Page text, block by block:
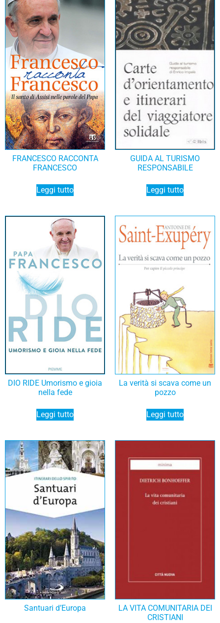
FRANCESCO RACCONTA
FRANCESCO
Leggi tutto
GUIDA AL TURISMO
RESPONSABILE
Leggi tutto
DIO RIDE Umorismo e gioia
nella fede
Leggi tutto
La verità si scava come un
pozzo
Leggi tutto
Santuari d’Europa
LA VITA COMUNITARIA DEI
CRISTIANI